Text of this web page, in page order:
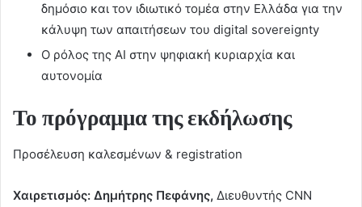
δημόσιο και τον ιδιωτικό τομέα στην Ελλάδα για την
κάλυψη των απαιτήσεων του digital sovereignty
Ο ρόλος της AI στην ψηφιακή κυριαρχία και
αυτονομία
Το πρόγραμμα της εκδήλωσης
Προσέλευση καλεσμένων & registration
Χαιρετισμός: Δημήτρης Πεφάνης, Διευθυντής CNN